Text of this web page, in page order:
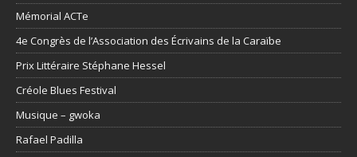
Mémorial ACTe
4e Congrès de l’Association des Écrivains de la Caraïbe
Prix Littéraire Stéphane Hessel
Créole Blues Festival
Musique – gwoka
Rafael Padilla